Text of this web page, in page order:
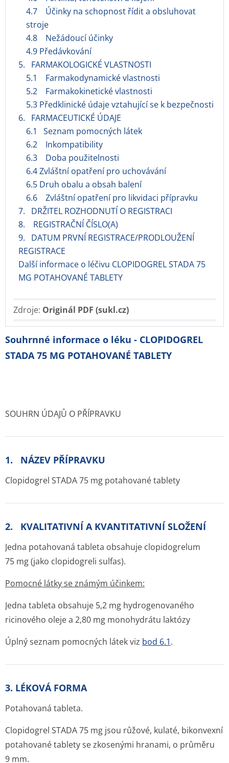
4.7 Účinky na schopnost řídit a obsluhovat
stroje
4.8 Nežádoucí účinky
4.9 Předávkování
5. FARMAKOLOGICKÉ VLASTNOSTI
5.1 Farmakodynamické vlastnosti
5.2 Farmakokinetické vlastnosti
5.3 Předklinické údaje vztahující se k bezpečnosti
6. FARMACEUTICKÉ ÚDAJE
6.1 Seznam pomocných látek
6.2 Inkompatibility
6.3 Doba použitelnosti
6.4 Zvláštní opatření pro uchovávání
6.5 Druh obalu a obsah balení
6.6 Zvláštní opatření pro likvidaci přípravku
7. DRŽITEL ROZHODNUTÍ O REGISTRACI
8. REGISTRAČNÍ ČÍSLO(A)
9. DATUM PRVNÍ REGISTRACE/PRODLOUŽENÍ
REGISTRACE
Další informace o léčivu CLOPIDOGREL STADA 75
MG POTAHOVANÉ TABLETY
Zdroje: Originál PDF (sukl.cz)
Souhrnné informace o léku - CLOPIDOGREL
STADA 75 MG POTAHOVANÉ TABLETY
SOUHRN ÚDAJŮ O PŘÍPRAVKU
1. NÁZEV PŘÍPRAVKU
Clopidogrel STADA 75 mg potahované tablety
2. KVALITATIVNÍ A KVANTITATIVNÍ SLOŽENÍ
Jedna potahovaná tableta obsahuje clopidogrelum
75 mg (jako clopidogreli sulfas).
Pomocné látky se známým účinkem:
Jedna tableta obsahuje 5,2 mg hydrogenovaného
ricinového oleje a 2,80 mg monohydrátu laktózy
Úplný seznam pomocných látek viz bod 6.1.
3. LÉKOVÁ FORMA
Potahovaná tableta.
Clopidogrel STADA 75 mg jsou růžové, kulaté, bikonvexní
potahované tablety se zkosenými hranami, o průměru
9 mm.